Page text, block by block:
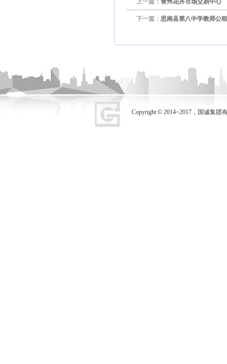
上一篇： 青州花卉市场交易中心
下一篇： 思南县第八中学教师公
Copyright © 2014~2017，国诚集团